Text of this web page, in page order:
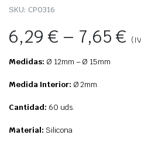
SKU: CP0316
6,29€ – 7,65€
Medidas: Ø 12mm – Ø 15mm
Medida Interior: Ø 2mm
Cantidad: 60 uds.
Material: Silicona